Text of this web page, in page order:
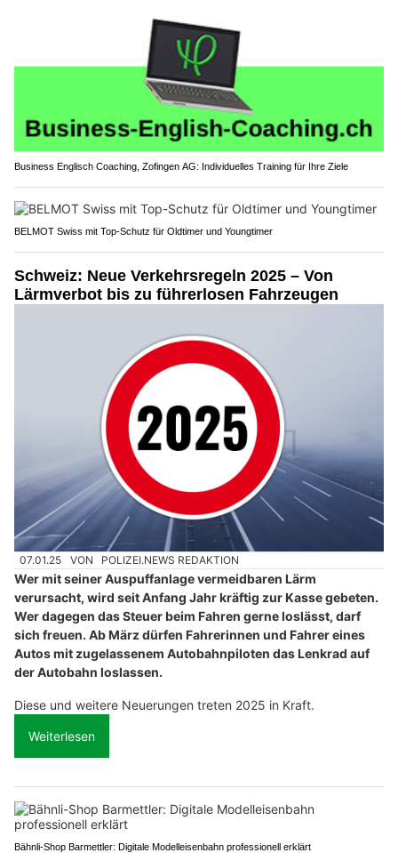
Business Englisch Coaching, Zofingen AG: Individuelles Training für Ihre Ziele
BELMOT Swiss mit Top-Schutz für Oldtimer und Youngtimer
Schweiz: Neue Verkehrsregeln 2025 – Von
Lärmverbot bis zu führerlosen Fahrzeugen
07.01.25 VON POLIZEI.NEWS REDAKTION
Wer mit seiner Auspuffanlage vermeidbaren Lärm
verursacht, wird seit Anfang Jahr kräftig zur Kasse gebeten.
Wer dagegen das Steuer beim Fahren gerne loslässt, darf
sich freuen. Ab März dürfen Fahrerinnen und Fahrer eines
Autos mit zugelassenem Autobahnpiloten das Lenkrad auf
der Autobahn loslassen.
Diese und weitere Neuerungen treten 2025 in Kraft.
Weiterlesen
Bähnli-Shop Barmettler: Digitale Modelleisenbahn professionell erklärt